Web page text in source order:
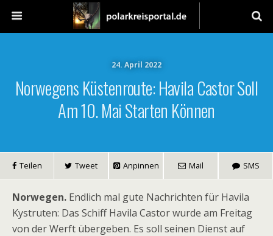
24. April 2022
Norwegens Küstenroute: Havila Castor Soll
Am 10. Mai Starten Können
Teilen Tweet Anpinnen Mail SMS
Norwegen. Endlich mal gute Nachrichten für Havila
Kystruten: Das Schiff Havila Castor wurde am Freitag
von der Werft übergeben. Es soll seinen Dienst auf